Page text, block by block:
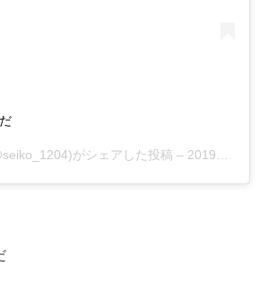
がシェアした投稿 – 2019年11月月11日午前4時05分PST